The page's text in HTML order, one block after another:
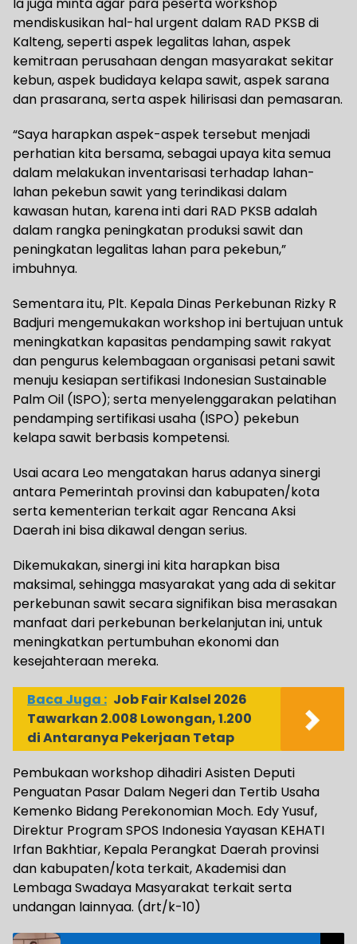
Ia juga minta agar para peserta workshop
mendiskusikan hal-hal urgent dalam RAD PKSB di
Kalteng, seperti aspek legalitas lahan, aspek
kemitraan perusahaan dengan masyarakat sekitar
kebun, aspek budidaya kelapa sawit, aspek sarana
dan prasarana, serta aspek hilirisasi dan pemasaran.
“Saya harapkan aspek-aspek tersebut menjadi
perhatian kita bersama, sebagai upaya kita semua
dalam melakukan inventarisasi terhadap lahan-
lahan pekebun sawit yang terindikasi dalam
kawasan hutan, karena inti dari RAD PKSB adalah
dalam rangka peningkatan produksi sawit dan
peningkatan legalitas lahan para pekebun,”
imbuhnya.
Sementara itu, Plt. Kepala Dinas Perkebunan Rizky R
Badjuri mengemukakan workshop ini bertujuan untuk
meningkatkan kapasitas pendamping sawit rakyat
dan pengurus kelembagaan organisasi petani sawit
menuju kesiapan sertifikasi Indonesian Sustainable
Palm Oil (ISPO); serta menyelenggarakan pelatihan
pendamping sertifikasi usaha (ISPO) pekebun
kelapa sawit berbasis kompetensi.
Usai acara Leo mengatakan harus adanya sinergi
antara Pemerintah provinsi dan kabupaten/kota
serta kementerian terkait agar Rencana Aksi
Daerah ini bisa dikawal dengan serius.
Dikemukakan, sinergi ini kita harapkan bisa
maksimal, sehingga masyarakat yang ada di sekitar
perkebunan sawit secara signifikan bisa merasakan
manfaat dari perkebunan berkelanjutan ini, untuk
meningkatkan pertumbuhan ekonomi dan
kesejahteraan mereka.
Baca Juga : Job Fair Kalsel 2026
Tawarkan 2.008 Lowongan, 1.200
di Antaranya Pekerjaan Tetap
Pembukaan workshop dihadiri Asisten Deputi
Penguatan Pasar Dalam Negeri dan Tertib Usaha
Kemenko Bidang Perekonomian Moch. Edy Yusuf,
Direktur Program SPOS Indonesia Yayasan KEHATI
Irfan Bakhtiar, Kepala Perangkat Daerah provinsi
dan kabupaten/kota terkait, Akademisi dan
Lembaga Swadaya Masyarakat terkait serta
undangan lainnyaa. (drt/k-10)